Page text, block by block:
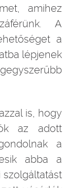
amihez
A
a
lépjenek
is, hogy
az adott
a
abba a
szolgáltatást